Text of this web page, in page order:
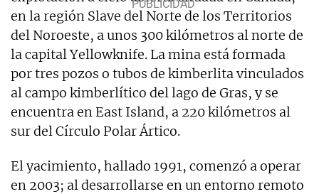
en la región Slave del Norte de los Territorios
del Noroeste, a unos 300 kilómetros al norte de
la capital Yellowknife. La mina está formada
por tres pozos o tubos de kimberlita vinculados
al campo kimberlítico del lago de Gras, y se
encuentra en East Island, a 220 kilómetros al
sur del Círculo Polar Ártico.
El yacimiento, hallado 1991, comenzó a operar
en 2003; al desarrollarse en un entorno remoto